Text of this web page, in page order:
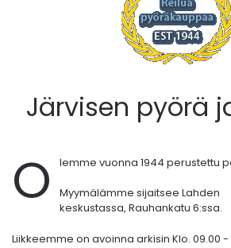
Järvisen pyörä
O
lemme vuonna 1944 perustettu
Myymälämme sijaitsee Lahden
keskustassa, Rauhankatu 6:ssa.
Liikkeemme on avoinna arkisin Klo. 09.00 -